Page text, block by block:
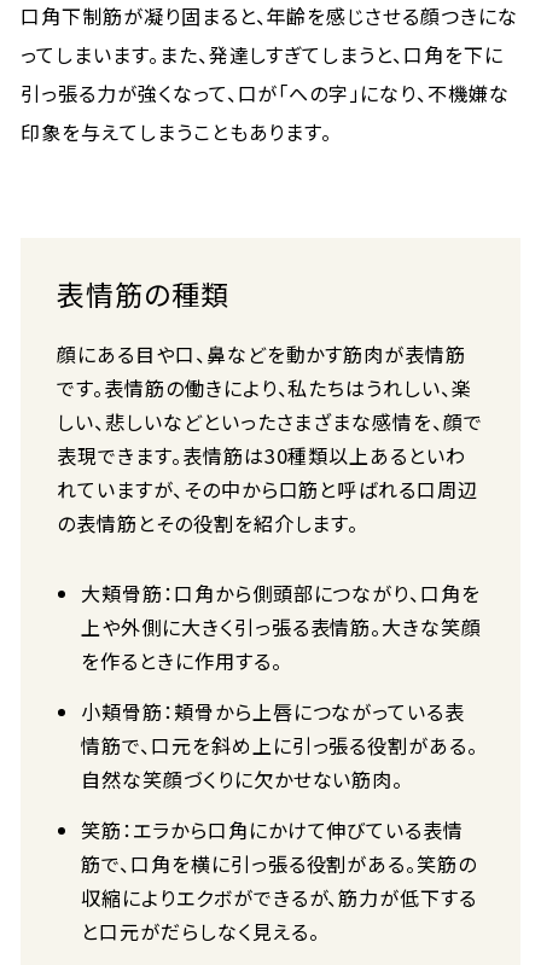
口角下制筋が凝り固まると、年齢を感じさせる顔つきにな
ってしまいます。また、発達しすぎてしまうと、口角を下に
引っ張る力が強くなって、口が「への字」になり、不機嫌な
印象を与えてしまうこともあります。
表情筋の種類
顔にある目や口、鼻などを動かす筋肉が表情筋
です。表情筋の働きにより、私たちはうれしい、楽
しい、悲しいなどといったさまざまな感情を、顔で
表現できます。表情筋は30種類以上あるといわ
れていますが、その中から口筋と呼ばれる口周辺
の表情筋とその役割を紹介します。
大頬骨筋：口角から側頭部につながり、口角を
上や外側に大きく引っ張る表情筋。大きな笑顔
を作るときに作用する。
小頬骨筋：頬骨から上唇につながっている表
情筋で、口元を斜め上に引っ張る役割がある。
自然な笑顔づくりに欠かせない筋肉。
笑筋：エラから口角にかけて伸びている表情
筋で、口角を横に引っ張る役割がある。笑筋の
収縮によりエクボができるが、筋力が低下する
と口元がだらしなく見える。